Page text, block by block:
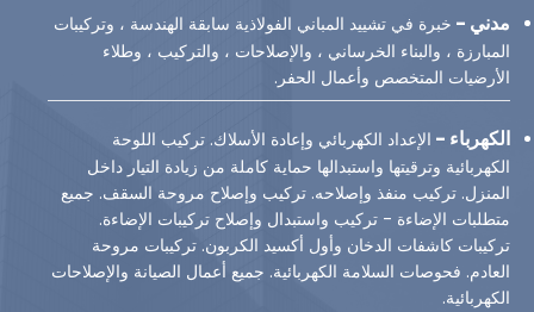
مدني - خبرة في تشييد المباني الفولاذية سابقة الهندسة ، وتركيبات
المبارزة ، والبناء الخرساني ، والإصلاحات ، والتركيب ، وطلاء
الأرضيات المتخصص وأعمال الحفر.
الكهرباء - الإعداد الكهربائي وإعادة الأسلاك. تركيب اللوحة
الكهربائية وترقيتها واستبدالها حماية كاملة من زيادة التيار داخل
المنزل. تركيب منفذ وإصلاحه. تركيب وإصلاح مروحة السقف. جميع
متطلبات الإضاءة - تركيب واستبدال وإصلاح تركيبات الإضاءة.
تركيبات كاشفات الدخان وأول أكسيد الكربون. تركيبات مروحة
العادم. فحوصات السلامة الكهربائية. جميع أعمال الصيانة والإصلاحات
الكهربائية.